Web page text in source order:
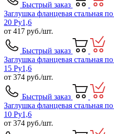
Быстрый заказ
Заглушка фланцевая стальная
20 Ру1,6
от 417 руб./шт.
Быстрый заказ
Заглушка фланцевая стальная
15 Ру1,6
от 374 руб./шт.
Быстрый заказ
Заглушка фланцевая стальная
10 Ру1,6
от 374 руб./шт.